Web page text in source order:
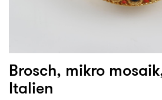
Brosch, mikro
Italien